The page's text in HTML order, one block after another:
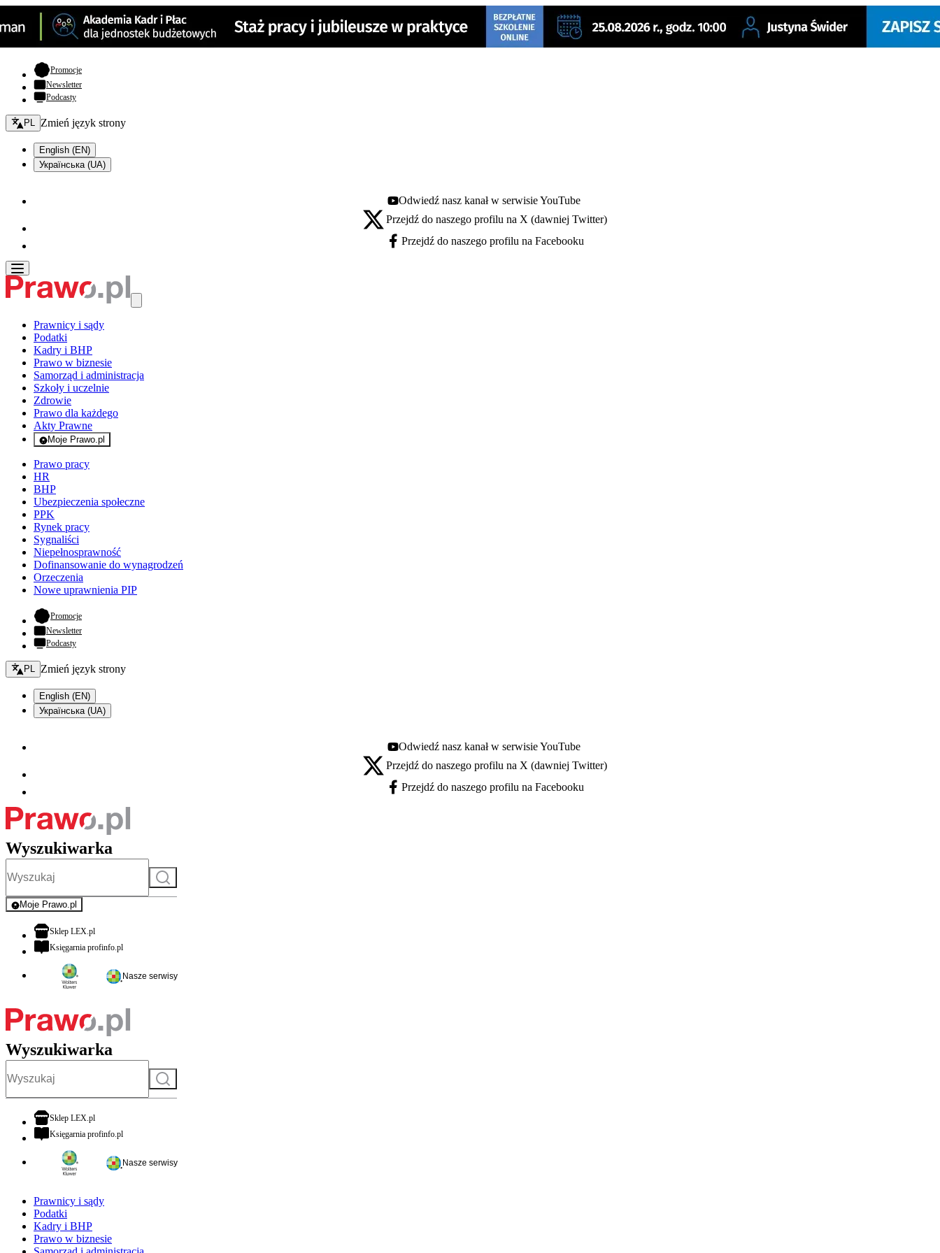
Promocje- otwiera się w nowej karcie
Newsletter
Podcasty
Zmień język - bieżący:
PL Zmień język strony
English (EN)
Українська (UA)
Youtube - otwiera się w nowej karcie
Odwiedź nasz kanał w serwisie YouTube
X - otwiera się w nowej karcie
Przejdź do naszego profilu na X (dawniej Twitter)
Facebook - otwiera się w nowej karcie
Przejdź do naszego profilu na Facebooku
Prawnicy i sądy
Podatki
Kadry i BHP
Prawo w biznesie
Samorząd i administracja
Szkoły i uczelnie
Zdrowie
Prawo dla każdego
Akty Prawne
Moje Prawo.pl
- rejestracja i logowanie do serwisu
Prawo pracy
HR
BHP
Ubezpieczenia społeczne
PPK
Rynek pracy
Sygnaliści
Niepełnosprawność
Dofinansowanie do wynagrodzeń
Orzeczenia
Nowe uprawnienia PIP
Promocje- otwiera się w nowej karcie
Newsletter
Podcasty
Zmień język - bieżący:
PL Zmień język strony
English (EN)
Українська (UA)
Youtube - otwiera się w nowej karcie
Odwiedź nasz kanał w serwisie YouTube
X - otwiera się w nowej karcie
Przejdź do naszego profilu na X (dawniej Twitter)
Facebook - otwiera się w nowej karcie
Przejdź do naszego profilu na Facebooku
Wyszukiwarka
Szukaj
Moje Prawo.pl
- rejestracja i logowanie do serwisu
Sklep LEX.plotwiera się w nowej karcie
Księgarnia profinfo.plotwiera się w nowej karcie
Nasze serwisy
Wyszukiwarka
Szukaj
Sklep LEX.plotwiera się w nowej karcie
Księgarnia profinfo.plotwiera się w nowej karcie
Nasze serwisy
Prawnicy i sądy
Podatki
Kadry i BHP
Prawo w biznesie